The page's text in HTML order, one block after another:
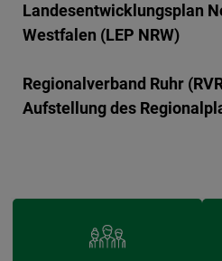
Landesentwicklungsplan
Westfalen (LEP NRW)
Regionalverband Ruhr
Aufstellung des